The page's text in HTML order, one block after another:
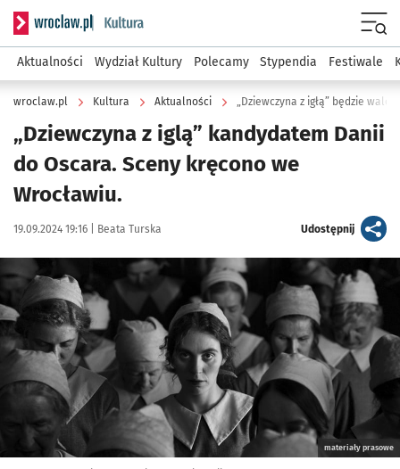
Serwis informacyjny wroclaw.pl podserwis: Kultura
Aktualności Wydział Kultury Polecamy Stypendia Festiwale
wroclaw.pl Kultura Aktualności „Dziewczyna z igłą” będzie
„Dziewczyna z iglą” kandydatem Danii
do Oscara. Sceny kręcono we
Wrocławiu.
Data publikacji:
19.09.2024 19:16 | Autor:
Beata Turska Udostępnijartykuł
Kliknij, aby zobaczyć galerię
materiały prasowe